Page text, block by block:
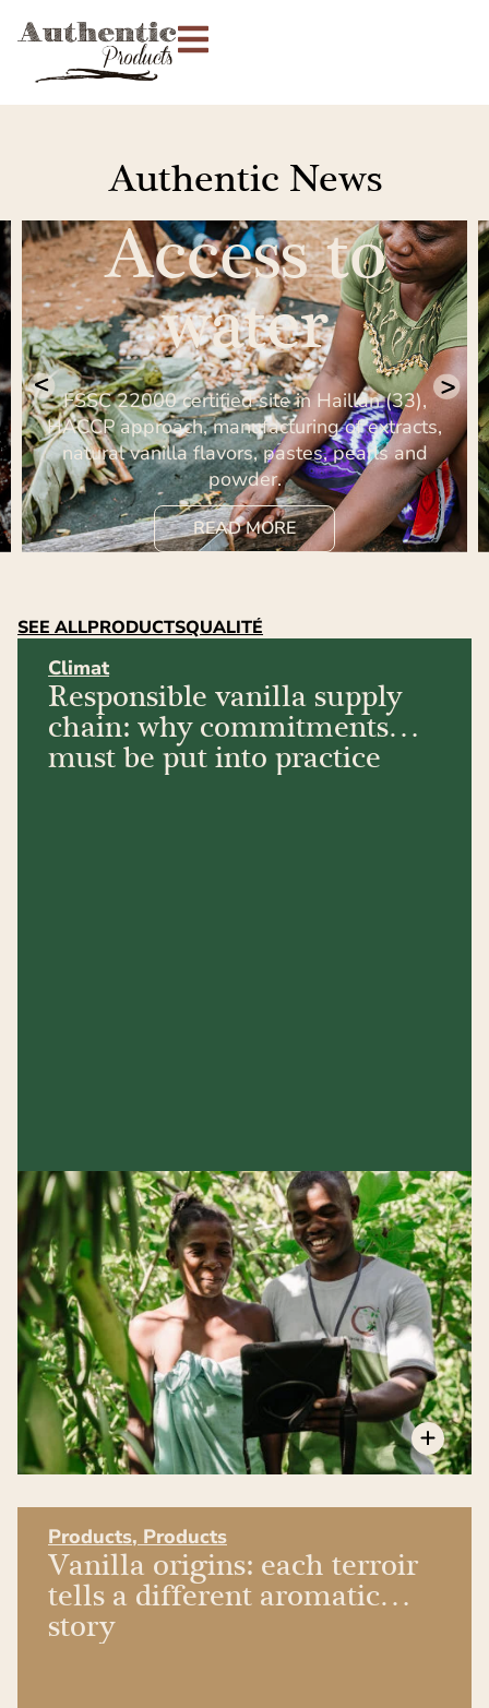
Authentic News
Access to
water
FSSC 22000 certified site in Haillan (33),
HACCP approach, manufacturing of extracts,
natural vanilla flavors, pastes, pearls and
powder.
READ MORE
PRODUCTSQUALITÉ
SEE ALL
Climat
Responsible vanilla supply
chain: why commitments
must be put into practice
Products, Products
Vanilla origins: each terroir
tells a different aromatic
story